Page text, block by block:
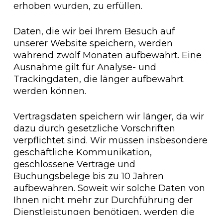
erhoben wurden, zu erfüllen.
Daten, die wir bei Ihrem Besuch auf
unserer Website speichern, werden
während zwölf Monaten aufbewahrt. Eine
Ausnahme gilt für Analyse- und
Trackingdaten, die länger aufbewahrt
werden können.
Vertragsdaten speichern wir länger, da wir
dazu durch gesetzliche Vorschriften
verpflichtet sind. Wir müssen insbesondere
geschäftliche Kommunikation,
geschlossene Verträge und
Buchungsbelege bis zu 10 Jahren
aufbewahren. Soweit wir solche Daten von
Ihnen nicht mehr zur Durchführung der
Dienstleistungen benötigen, werden die